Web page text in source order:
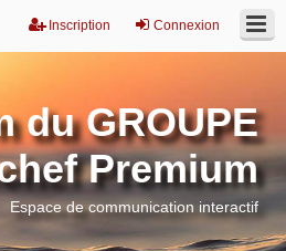
Connexion
Inscription
du GROUPE
Premium
Espace de communication interactif